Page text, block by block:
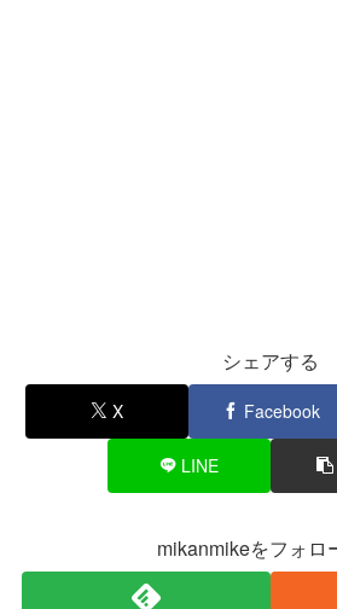
シェアする
X Facebook
LINE
mikanmikeをフォロ